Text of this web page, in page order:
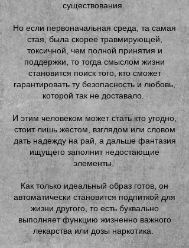
существования.
Но если первоначальная среда, та самая
стая, была скорее травмирующей,
токсичной, чем полной принятия и
поддержки, то тогда смыслом жизни
становится поиск того, кто сможет
гарантировать ту безопасность и любовь,
которой так не доставало.
И этим человеком может стать кто угодно,
стоит лишь жестом, взглядом или словом
дать надежду на рай, а дальше фантазия
ищущего заполнит недостающие
элементы.
Как только идеальный образ готов, он
автоматически становится подпиткой для
жизни другого, то есть буквально
выполняет функцию жизненно важного
лекарства или дозы наркотика.